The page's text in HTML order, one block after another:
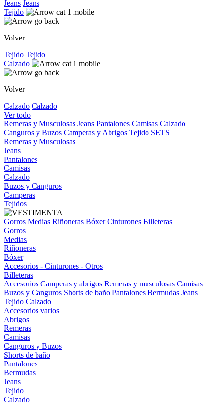
Jeans Jeans
Tejido
Volver
Tejido Tejido
Calzado
Volver
Calzado Calzado
Ver todo
Remeras y Musculosas Jeans Pantalones Camisas Calzado
Canguros y Buzos Camperas y Abrigos Tejido SETS
Remeras y Musculosas
Jeans
Pantalones
Camisas
Calzado
Buzos y Canguros
Camperas
Tejidos
Gorros Medias Riñoneras BóxerCinturones Billeteras
Gorros
Medias
Riñoneras
Bóxer
Accesorios - Cinturones - Otros
Billeteras
Accesorios Camperas y abrigos Remeras y musculosas Camisas
Buzos y Canguros Shorts de baño Pantalones Bermudas Jeans
Tejido Calzado
Accesorios varios
Abrigos
Remeras
Camisas
Canguros y Buzos
Shorts de baño
Pantalones
Bermudas
Jeans
Tejido
Calzado